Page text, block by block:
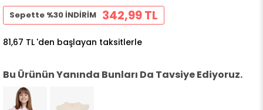
Sepette %30 İNDİRİM 342,99 TL
81,67 TL 'den başlayan taksitlerle
Bu Ürünün Yanında Bunları Da Tavsiye Ediyoruz.